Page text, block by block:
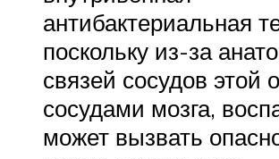
антибактериальная
поскольку из-за
связей сосудов этой
сосудами мозга,
может вызвать